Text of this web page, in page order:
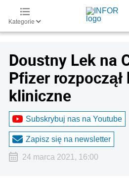
Kategorie
Doustny Lek na
Pfizer rozpoczął
kliniczne
Subskrybuj nas na Youtube
Zapisz się na newsletter
24 marca 2021, 16:00